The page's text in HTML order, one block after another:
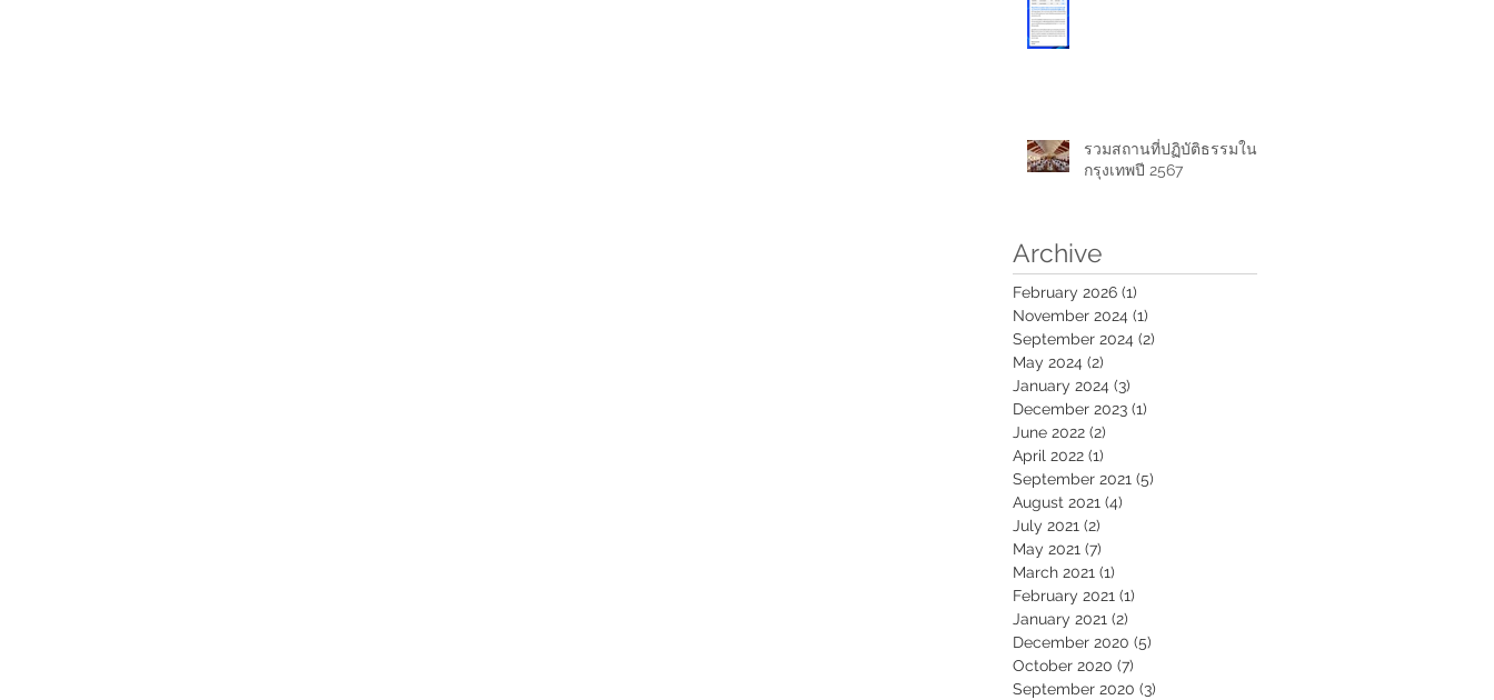
รวมสถานที่ปฏิบัติธรรมใน
กรุงเทพปี 2567
Archive
February 2026 (1)
November 2024 (1)
September 2024 (2)
May 2024 (2)
January 2024 (3)
December 2023 (1)
June 2022 (2)
April 2022 (1)
September 2021 (5)
August 2021 (4)
July 2021 (2)
May 2021 (7)
March 2021 (1)
February 2021 (1)
January 2021 (2)
December 2020 (5)
October 2020 (7)
September 2020 (3)